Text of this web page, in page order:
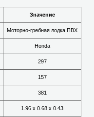
Значение
Моторно-гребная лодка ПВХ
Honda
297
157
381
1.96 х 0.68 х 0.43